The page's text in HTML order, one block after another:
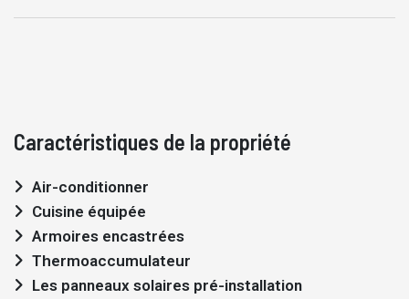
Caractéristiques de la propriété
Air-conditionner
Cuisine équipée
Armoires encastrées
Thermoaccumulateur
Les panneaux solaires pré-installation